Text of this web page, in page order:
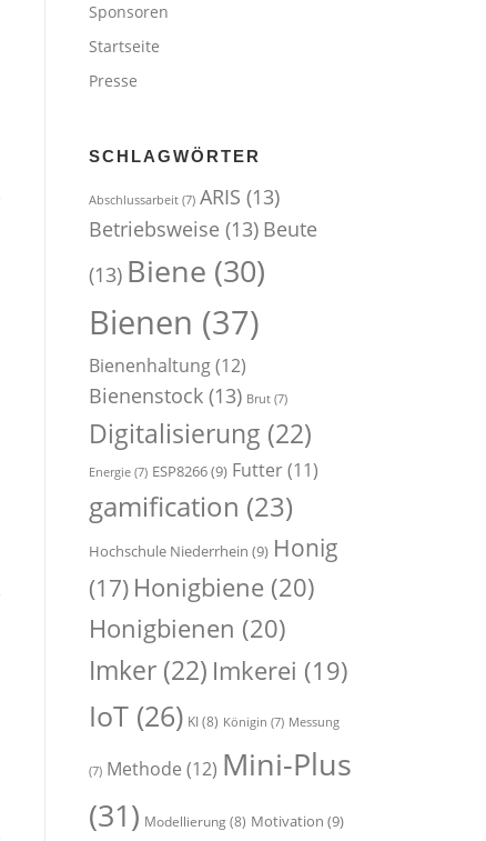
Sponsoren
Startseite
Presse
SCHLAGWÖRTER
Abschlussarbeit (7) ARIS (13)
Betriebsweise (13) Beute
(13) Biene (30)
Bienen (37)
Bienenhaltung(12)
Bienenstock (13) Brut (7)
Digitalisierung (22)
Energie (7) ESP8266(9) Futter(11)
gamification (23)
Hochschule Niederrhein (9) Honig
(17) Honigbiene (20)
Honigbienen (20)
Imker (22) Imkerei (19)
IoT (26) KI(8) Königin (7) Messung
(7) Methode (12) Mini-Plus
(31) Modellierung(8) Motivation (9)